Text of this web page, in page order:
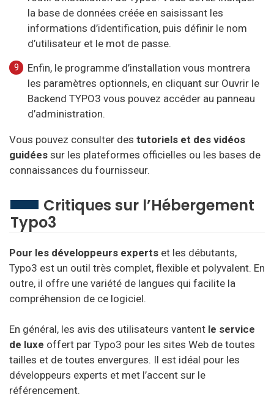
la base de données créée en saisissant les
informations d’identification, puis définir le nom
d’utilisateur et le mot de passe.
Enfin, le programme d’installation vous montrera
les paramètres optionnels, en cliquant sur Ouvrir le
Backend TYPO3 vous pouvez accéder au panneau
d’administration.
Vous pouvez consulter des tutoriels et des vidéos
guidées sur les plateformes officielles ou les bases de
connaissances du fournisseur.
Critiques sur l’Hébergement
Typo3
Pour les développeurs experts et les débutants,
Typo3 est un outil très complet, flexible et polyvalent. En
outre, il offre une variété de langues qui facilite la
compréhension de ce logiciel.
En général, les avis des utilisateurs vantent le service
de luxe offert par Typo3 pour les sites Web de toutes
tailles et de toutes envergures. Il est idéal pour les
développeurs experts et met l’accent sur le
référencement.